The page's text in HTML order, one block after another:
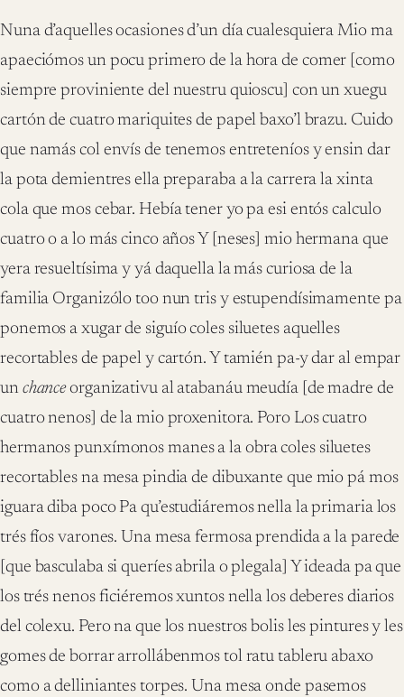
Nuna d’aquelles ocasiones d’un día cualesquiera Mio ma
apaeciómos un pocu primero de la hora de comer [como
siempre proviniente del nuestru quioscu] con un xuegu
cartón de cuatro mariquites de papel baxo’l brazu. Cuido
que namás col envís de tenemos entreteníos y ensin dar
la pota demientres ella preparaba a la carrera la xinta
cola que mos cebar. Hebía tener yo pa esi entós calculo
cuatro o a lo más cinco años Y [neses] mio hermana que
yera resueltísima y yá daquella la más curiosa de la
familia Organizólo too nun tris y estupendísimamente pa
ponemos a xugar de siguío coles siluetes aquelles
recortables de papel y cartón. Y tamién pa-y dar al empar
un chanceorganizativu al atabanáu meudía [de madre de
cuatro nenos] de la mio proxenitora. Poro Los cuatro
hermanos punxímonos manes a la obra coles siluetes
recortables na mesa pindia de dibuxante que mio pá mos
iguara diba poco Pa qu’estudiáremos nella la primaria los
trés fíos varones. Una mesa fermosa prendida a la parede
[que basculaba si queríes abrila o plegala] Y ideada pa que
los trés nenos ficiéremos xuntos nella los deberes diarios
del colexu. Pero na que los nuestros bolis les pintures y les
gomes de borrar arrollábenmos tol ratu tableru abaxo
como a delliniantes torpes. Una mesa onde pasemos